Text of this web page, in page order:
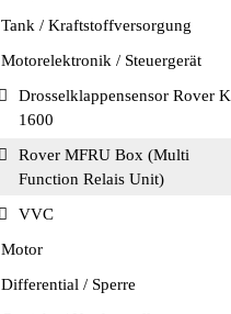
Tank / Kraftstoffversorgung
Motorelektronik / Steuergerät
Drosselklappensensor Rover K
1600
Rover MFRU Box (Multi
Function Relais Unit)
VVC
Motor
Differential / Sperre